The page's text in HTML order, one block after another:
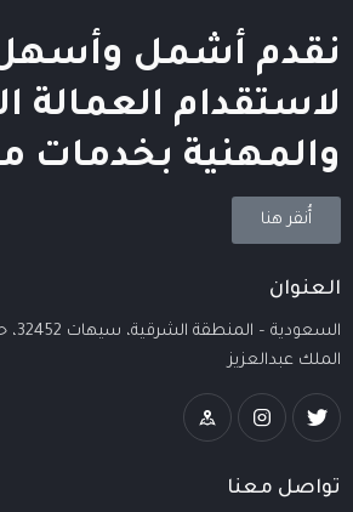
نقدم أشمل وأسهل
لاستقدام العمالة
والمهنية بخدمات
أُنقر هنا
العنوان
الملك عبدالعزيز
تواصل معنا